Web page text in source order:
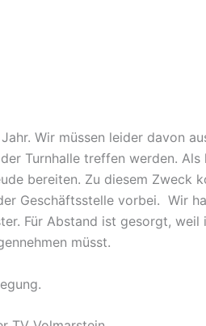
Wir müssen leider davon
Turnhalle treffen werden. Als
bereiten. Zu diesem Zweck
Geschäftsstelle vorbei. Wir
Für Abstand ist gesorgt, weil
müsst.